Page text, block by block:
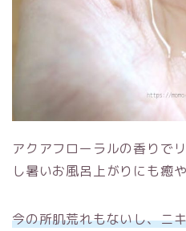
アクアフローラルの香りで
し暑いお風呂上がりにも癒
今の所肌荒れもないし、ニ